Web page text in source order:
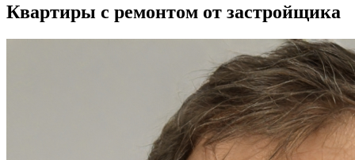
Квартиры с ремонтом от застройщика